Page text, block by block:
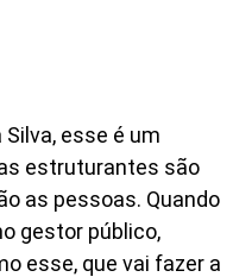
esse é um
estruturantes são
as pessoas. Quando
gestor público,
esse, que vai fazer a